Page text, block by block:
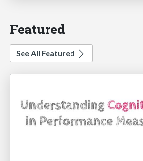
Featured
See All Featured